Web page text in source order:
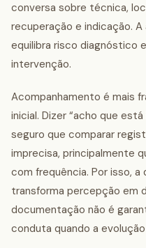
conversa sobre técnica,
recuperação e indicação.
equilibra risco diagnóstico
intervenção.
Acompanhamento é mais
inicial. Dizer “acho que
seguro que comparar
imprecisa, principalmente
com frequência. Por isso,
transforma percepção em
documentação não é
conduta quando a